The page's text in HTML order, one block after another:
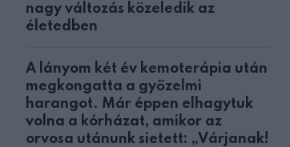
nagy változás közeledik az
életedben
A lányom két év kemoterápia után
megkongatta a győzelmi
harangot. Már éppen elhagytuk
volna a kórházat, amikor az
orvosa utánunk sietett: „Várjanak!